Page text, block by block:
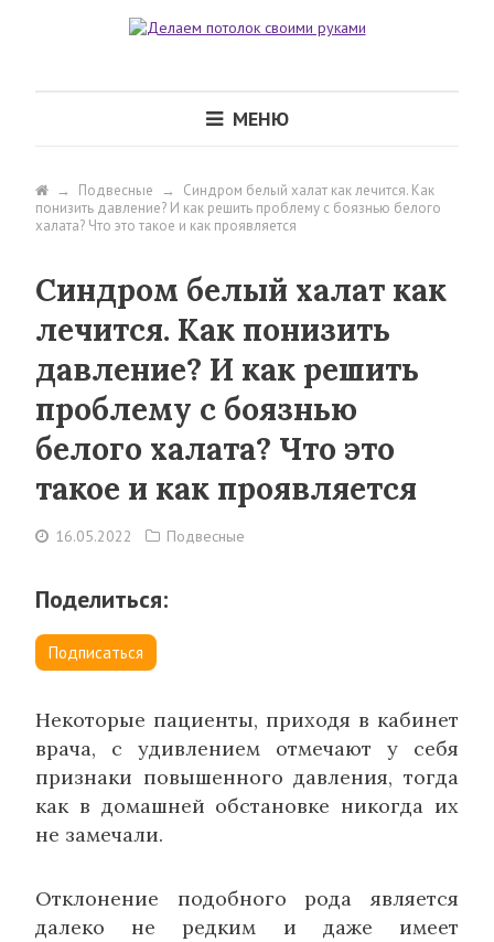
МЕНЮ
→ Подвесные →
Синдром белый халат как лечится. Как
понизить давление? И как решить проблему с боязнью белого
халата? Что это такое и как проявляется
Синдром белый халат как
лечится. Как понизить
давление? И как решить
проблему с боязнью
белого халата? Что это
такое и как проявляется
16.05.2022 Подвесные
Поделиться:
Подписаться
Некоторые пациенты, приходя в кабинет
врача, с удивлением отмечают у себя
признаки повышенного давления, тогда
как в домашней обстановке никогда их
не замечали.
Отклонение подобного рода является
далеко не редким и даже имеет